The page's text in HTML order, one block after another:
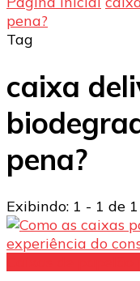
pena?
Tag
caixa
pena?
Exibindo: 1 - 1 de 1